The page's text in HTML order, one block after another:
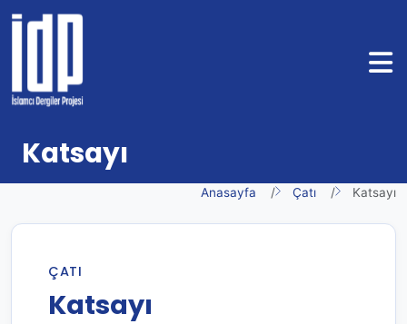
Katsayı
Anasayfa Çatı Katsayı
ÇATI
Katsayı